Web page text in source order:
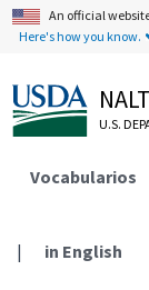
An official
Here's how you know.
U.S.
Vocabularios
| in English